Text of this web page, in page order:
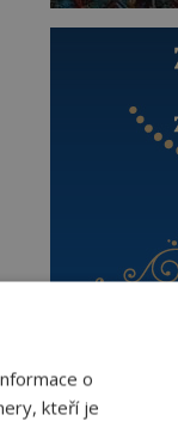
o
kteří je